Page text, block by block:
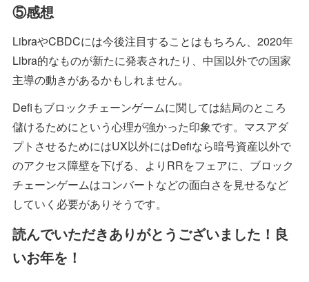
⑤感想
LibraやCBDCには今後注目することはもちろん、2020年
Libra的なものが新たに発表されたり、中国以外での国家
主導の動きがあるかもしれません。
Defiもブロックチェーンゲームに関しては結局のところ
儲けるためにという心理が強かった印象です。マスアダ
プトさせるためにはUX以外にはDefiなら暗号資産以外で
のアクセス障壁を下げる、よりRRをフェアに、ブロック
チェーンゲームはコンバートなどの面白さを見せるなど
していく必要がありそうです。
読んでいただきありがとうございました！良
いお年を！